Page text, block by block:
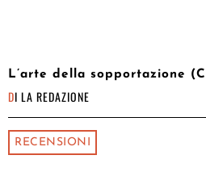
L’arte della sopportazione
DI LA REDAZIONE
RECENSIONI